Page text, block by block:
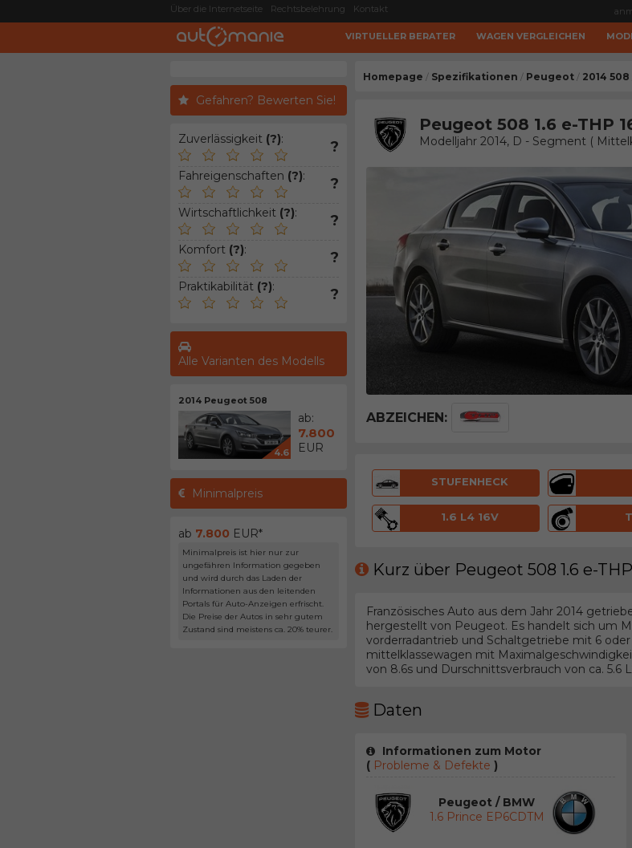
Über die Internetseite Rechtsbelehrung Kontakt
VIRTUELLER BERATER WAGEN VERGLEICHEN
Gefahren? Bewerten Sie!
Zuverlässigkeit (?): ?
Fahreigenschaften (?): ?
Wirtschaftlichkeit (?): ?
Komfort (?): ?
Praktikabilität (?): ?
Alle Varianten des Modells
2014 Peugeot 508
4.6
ab:
7.800
EUR
Minimalpreis
ab 7.800 EUR*
Minimalpreis ist hier nur zur
ungefähren Information gegeben
und wird durch das Laden der
Informationen aus den leitenden
Portals für Auto-Anzeigen erfrischt.
Die Preise der Autos in sehr gutem
Zustand sind meistens ca. 20% teurer.
Homepage / Spezifikationen / Peugeot / 2014 508
Peugeot 508 1.6 e-THP
Modelljahr 2014, D - Segment (
ABZEICHEN:
STUFENHECK
1.6 L4 16V
Kurz über Peugeot 508 1.6 e-THP
Französisches Auto aus dem Jahr 2014
hergestellt von Peugeot. Es handelt sich um
vorderradantrieb und Schaltgetriebe mit 6
mittelklassewagen mit
von 8.6s und Durschnittsverbrauch von ca. 5.6
Daten
Informationen zum Motor
(Probleme & Defekte )
Peugeot / BMW
1.6 Prince EP6CDTM